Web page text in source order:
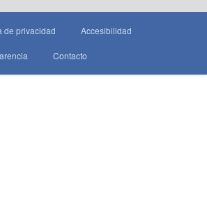
de privacidad Accesibilidad
Contacto